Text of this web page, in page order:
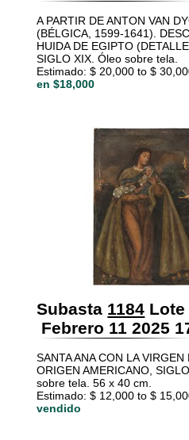
A PARTIR DE ANTON VAN
(BÉLGICA, 1599-1641).
HUIDA DE EGIPTO
SIGLO XIX. Óleo sobre tela.
Estimado: $ 20,000 to $
en $18,000
Subasta 1184 Lote
Febrero 11 2025
SANTA ANA CON LA VIRGEN
ORIGEN AMERICANO,
sobre tela. 56 x 40 cm.
Estimado: $ 12,000 to $
vendido